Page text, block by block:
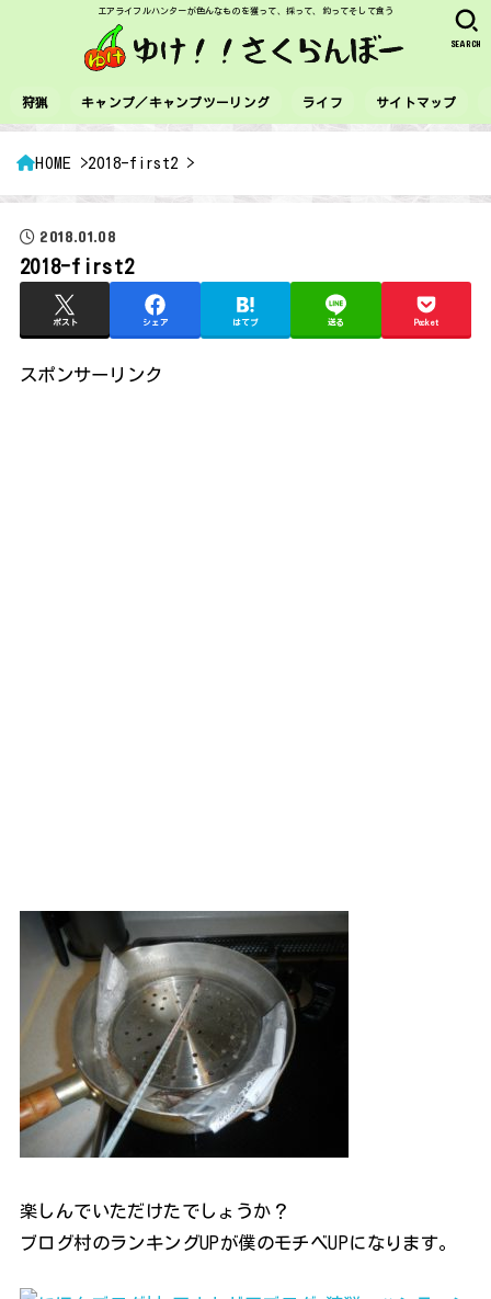
エアライフルハンターが色んなものを獲って、採って、釣ってそして食う
狩猟 キャンプ／キャンプツーリング ライフ サイトマップ
SEARCH
HOME 2018-first2
2018.01.08
2018-first2
ポスト シェア はてブ 送る Pocket
スポンサーリンク
楽しんでいただけたでしょうか？
ブログ村のランキングUPが僕のモチベUPになります。